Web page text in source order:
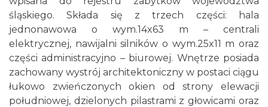
śląskiego. Składa się z trzech części: hala
jednonawowa o wym.14x63 m – centrali
elektrycznej, nawijalni silników o wym.25x11 m oraz
części administracyjno – biurowej. Wnętrze posiada
zachowany wystrój architektoniczny w postaci ciągu
łukowo zwieńczonych okien od strony elewacji
południowej, dzielonych pilastrami z głowicami oraz